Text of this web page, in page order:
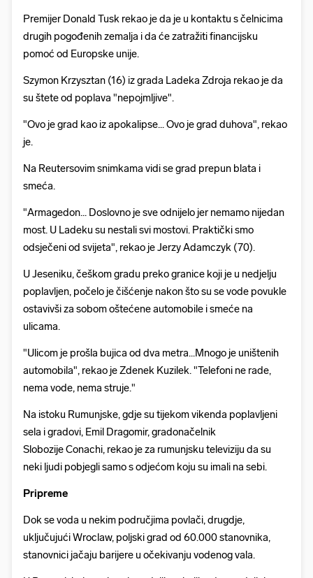
Premijer Donald Tusk rekao je da je u kontaktu s čelnicima
drugih pogođenih zemalja i da će zatražiti financijsku
pomoć od Europske unije.
Szymon Krzysztan (16) iz grada Ladeka Zdroja rekao je da
su štete od poplava "nepojmljive".
"Ovo je grad kao iz apokalipse... Ovo je grad duhova", rekao
je.
Na Reutersovim snimkama vidi se grad prepun blata i
smeća.
"Armagedon... Doslovno je sve odnijelo jer nemamo nijedan
most. U Ladeku su nestali svi mostovi. Praktički smo
odsječeni od svijeta", rekao je Jerzy Adamczyk (70).
U Jeseniku, češkom gradu preko granice koji je u nedjelju
poplavljen, počelo je čišćenje nakon što su se vode povukle
ostavivši za sobom oštećene automobile i smeće na
ulicama.
"Ulicom je prošla bujica od dva metra...Mnogo je uništenih
automobila", rekao je Zdenek Kuzilek. "Telefoni ne rade,
nema vode, nema struje."
Na istoku Rumunjske, gdje su tijekom vikenda poplavljeni
sela i gradovi, Emil Dragomir, gradonačelnik
Slobozije Conachi, rekao je za rumunjsku televiziju da su
neki ljudi pobjegli samo s odjećom koju su imali na sebi.
Pripreme
Dok se voda u nekim područjima povlači, drugdje,
uključujući Wroclaw, poljski grad od 60.000 stanovnika,
stanovnici jačaju barijere u očekivanju vodenog vala.